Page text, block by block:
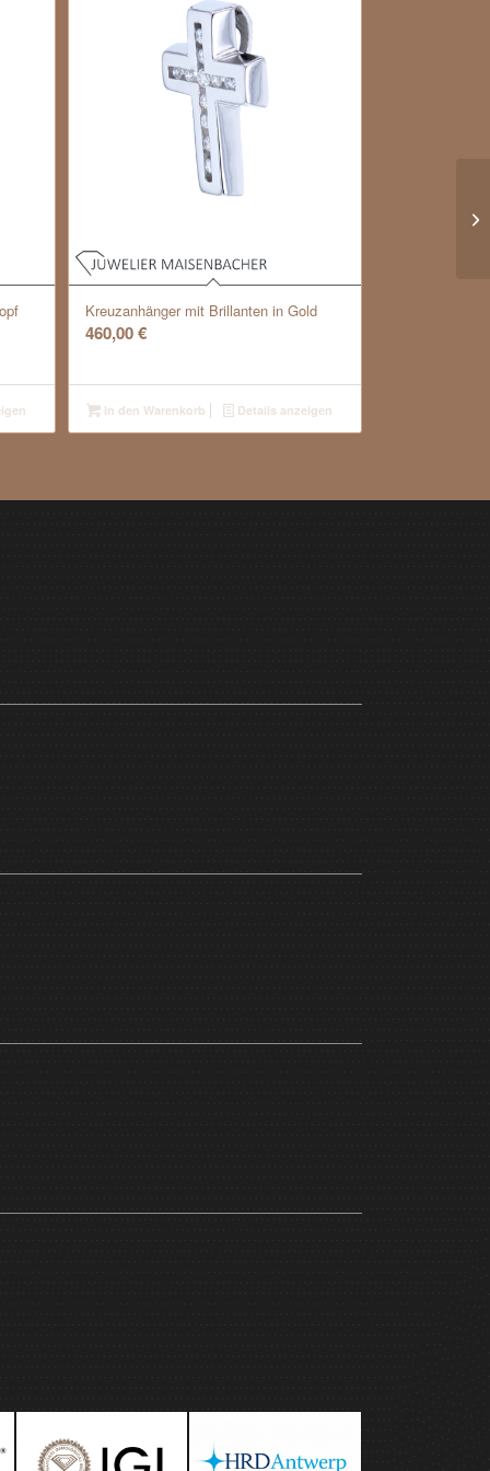
Kreuzanhänger mit Brillanten in Gold
460,00€
In den Warenkorb Details anzeigen